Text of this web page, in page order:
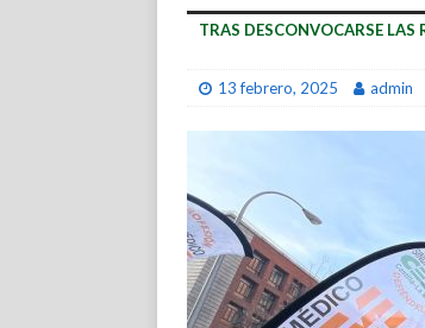
TRAS DESCONVOCARSE
13 febrero, 2025 admin